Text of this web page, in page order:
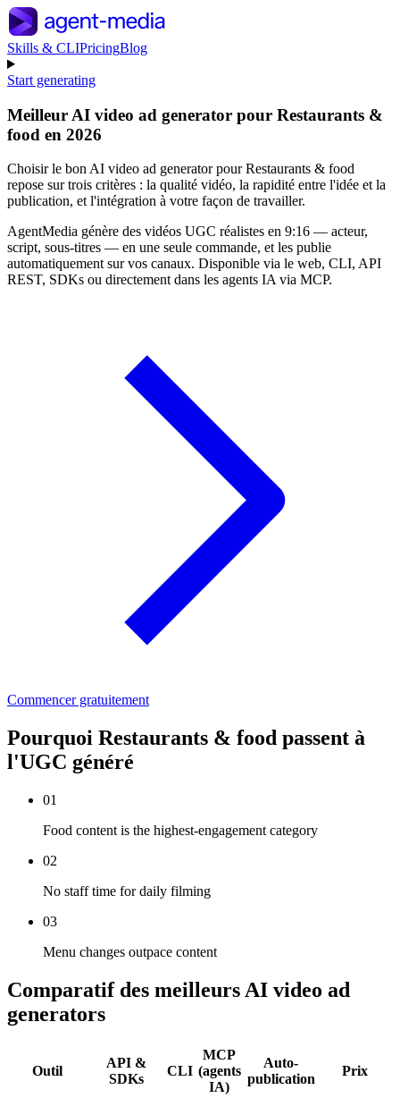
Skills & CLIPricingBlog
Start generating
Meilleur AI video ad generator pour Restaurants &
food en 2026
Choisir le bon AI video ad generator pour Restaurants & food
repose sur trois critères : la qualité vidéo, la rapidité entre l'idée et la
publication, et l'intégration à votre façon de travailler.
AgentMedia génère des vidéos UGC réalistes en 9:16 — acteur,
script, sous-titres — en une seule commande, et les publie
automatiquement sur vos canaux. Disponible via le web, CLI, API
REST, SDKs ou directement dans les agents IA via MCP.
Commencer gratuitement
Pourquoi Restaurants & food passent à
l'UGC généré
01
Food content is the highest-engagement category
02
No staff time for daily filming
03
Menu changes outpace content
Comparatif des meilleurs AI video ad
generators
Outil
API &
SDKs
CLI
MCP
(agents
IA)
Auto-
publication
Prix